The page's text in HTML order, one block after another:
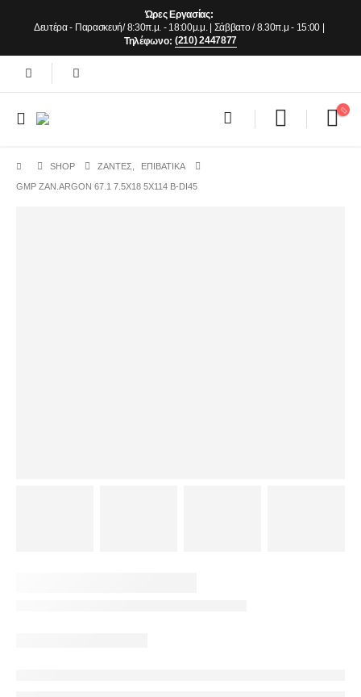
Ώρες Εργασίας:
Δευτέρα - Παρασκευή/ 8:30π.μ. - 18:00μ.μ. | Σάββατο / 8.30π.μ - 15:00 |
Τηλέφωνο: (210) 2447877
SHOP ΖΆΝΤΕΣ ΕΠΙΒΑΤΙΚΑ
GMP ZAN.ARGON 67.1 7.5X18 5X114 B-DI45